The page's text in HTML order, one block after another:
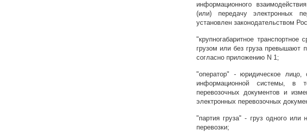
информационного
(или) передачу электронных
установлен законодательством
"крупногабаритное транспортное
грузом или без груза превышают
согласно приложению N 1;
"оператор" - юридическое лицо,
информационной системы, в
перевозочных документов и
электронных перевозочных
"партия груза" - груз одного или
перевозки;